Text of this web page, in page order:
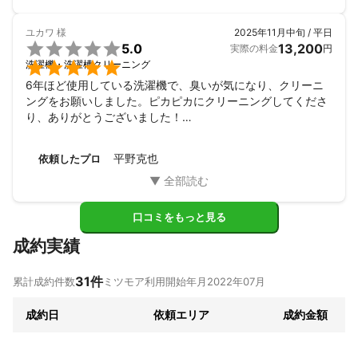
ユカワ 様


5.0
洗濯機・洗濯槽クリーニング
2025年11月中旬 / 平日
実際の料金13,200円
6年ほど使用している洗濯機で、臭いが気になり、クリーニ
ングをお願いしました。ピカピカにクリーニングしてくださ
り、ありがとうございました！
どの方にお願いするか悩みましたが、平野さんにお願いして
良かったです！ありがとうございました。
依頼したプロ 平野克也
口コミをもっと見る
成約実績
累計成約件数31件ミツモア利用開始年月 2022年07月
成約日 依頼エリア 成約金額